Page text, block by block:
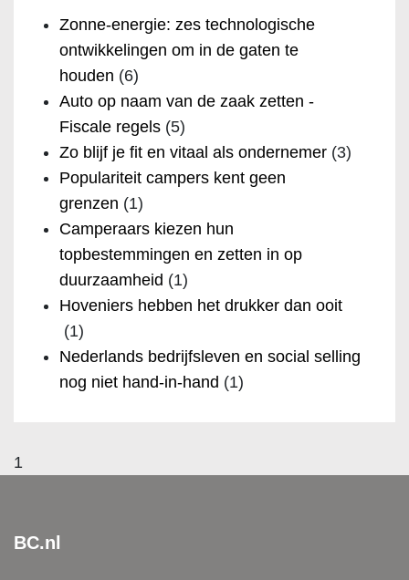
Zonne-energie: zes technologische
ontwikkelingen om in de gaten te
houden (6)
Auto op naam van de zaak zetten -
Fiscale regels (5)
Zo blijf je fit en vitaal als ondernemer (3)
Populariteit campers kent geen
grenzen (1)
Camperaars kiezen hun
topbestemmingen en zetten in op
duurzaamheid (1)
Hoveniers hebben het drukker dan ooit
(1)
Nederlands bedrijfsleven en social selling
nog niet hand-in-hand (1)
1
BC.nl